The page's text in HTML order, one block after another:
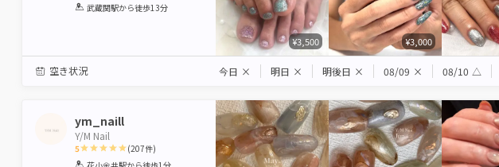
1 2 3 4 5
武蔵関駅から徒歩13分
¥3,500 ¥3,000
空き状況 今日 × 明日 × 明後日 × 08/09 × 08/10 △
ym_naill
Y/M Nail
5 (207件)